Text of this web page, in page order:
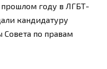
году в ЛГБТ-
кандидатуру
Совета по правам